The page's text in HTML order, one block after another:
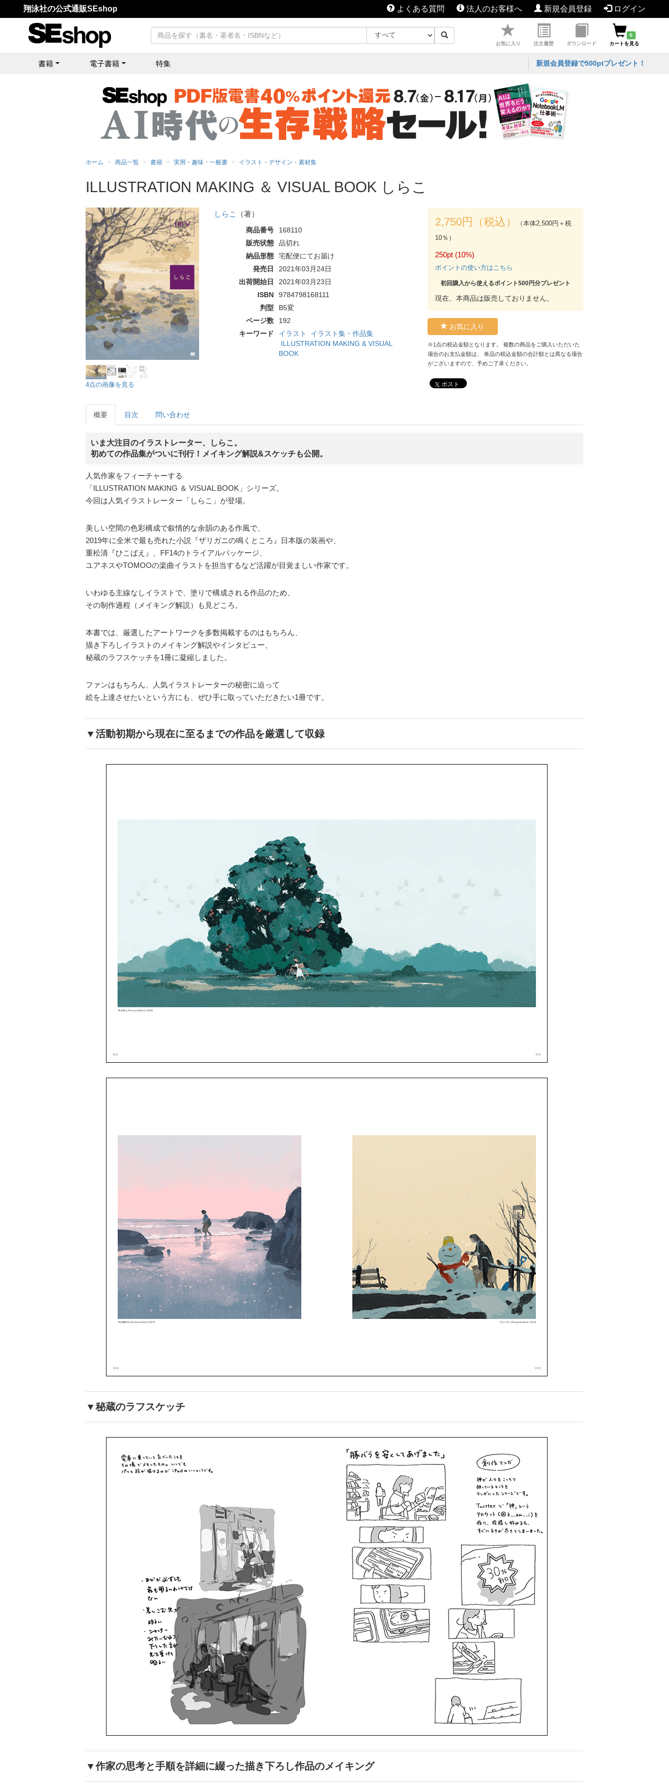
翔泳社の公式通販SEshop よくある質問 法人のお客様へ 新規会員登録 ログイン
お気に入り 注文履歴 ダウンロード
0
カートを見る
書籍 電子書籍 特集 新規会員登録で500ptプレゼント！
ホーム 商品一覧 書籍 実用・趣味・一般書 イラスト・デザイン・素材集
ILLUSTRATION MAKING ＆ VISUAL BOOK しらこ
4点の画像を見る
しらこ （著）
商品番号
168110
販売状態
品切れ
納品形態
宅配便にてお届け
発売日
2021年03月24日
出荷開始日
2021年03月23日
ISBN
9784798168111
判型
B5変
ページ数
192
キーワード
イラスト
イラスト集・作品集
ILLUSTRATION MAKING & VISUAL
BOOK
2,750円（税込）
（本体2,500円＋税
10％）
250pt (10%)
ポイントの使い方はこちら
初回購入から使えるポイント500円分プレゼント
現在、本商品は販売しておりません。
お気に入り
※1点の税込金額となります。 複数の商品をご購入いただいた
場合のお支払金額は、 単品の税込金額の合計額とは異なる場合
がございますので、予めご了承ください。
ポスト
概要 目次 問い合わせ
いま大注目のイラストレーター、しらこ。
初めての作品集がついに刊行！メイキング解説&スケッチも公開。
人気作家をフィーチャーする
「ILLUSTRATION MAKING ＆ VISUAL BOOK」シリーズ。
今回は人気イラストレーター「しらこ」が登場。
美しい空間の色彩構成で叙情的な余韻のある作風で、
2019年に全米で最も売れた小説『ザリガニの鳴くところ』日本版の装画や、
重松清『ひこばえ』、FF14のトライアルパッケージ、
ユアネスやTOMOOの楽曲イラストを担当するなど活躍が目覚ましい作家です。
いわゆる主線なしイラストで、塗りで構成される作品のため、
その制作過程（メイキング解説）も見どころ。
本書では、厳選したアートワークを多数掲載するのはもちろん、
描き下ろしイラストのメイキング解説やインタビュー、
秘蔵のラフスケッチを1冊に凝縮しました。
ファンはもちろん、人気イラストレーターの秘密に迫って
絵を上達させたいという方にも、ぜひ手に取っていただきたい1冊です。
▼活動初期から現在に至るまでの作品を厳選して収録
▼秘蔵のラフスケッチ
▼作家の思考と手順を詳細に綴った描き下ろし作品のメイキング